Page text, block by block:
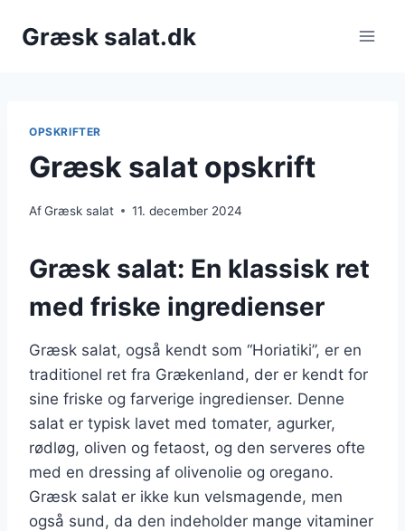
Græsk salat.dk
OPSKRIFTER
Græsk salat opskrift
AfGræsk salat 11. december 2024
Græsk salat: En klassisk ret
med friske ingredienser
Græsk salat, også kendt som “Horiatiki”, er en
traditionel ret fra Grækenland, der er kendt for
sine friske og farverige ingredienser. Denne
salat er typisk lavet med tomater, agurker,
rødløg, oliven og fetaost, og den serveres ofte
med en dressing af olivenolie og oregano.
Græsk salat er ikke kun velsmagende, men
også sund, da den indeholder mange vitaminer